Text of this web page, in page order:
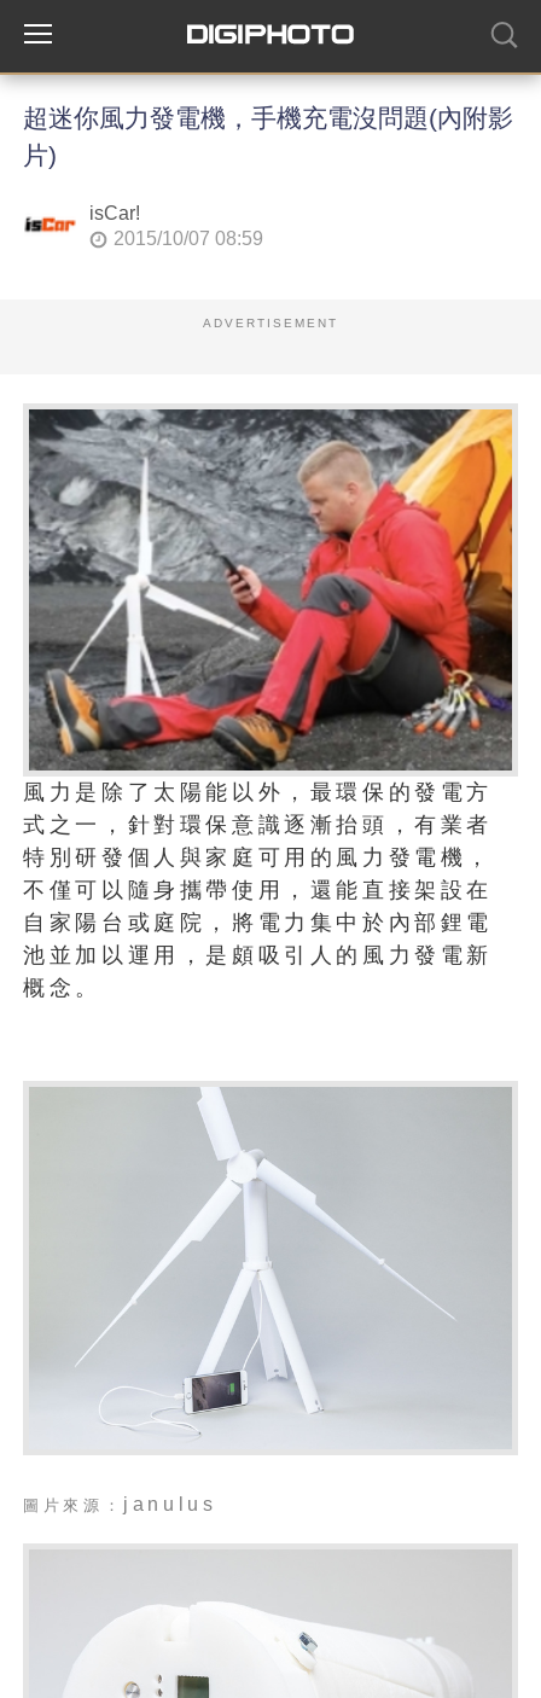
超迷你風力發電機，手機充電沒問題(內附影
片)
isCar!
2015/10/07 08:59
ADVERTISEMENT
風力是除了太陽能以外，最環保的發電方
式之一，針對環保意識逐漸抬頭，有業者
特別研發個人與家庭可用的風力發電機，
不僅可以隨身攜帶使用，還能直接架設在
自家陽台或庭院，將電力集中於內部鋰電
池並加以運用，是頗吸引人的風力發電新
概念。
圖片來源： janulus